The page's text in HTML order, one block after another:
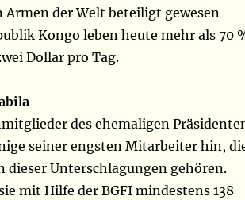
Armen der Welt beteiligt gewesen
Kongo leben heute mehr als 70
Dollar pro Tag.
des ehemaligen
seiner engsten Mitarbeiter hin,
Unterschlagungen gehören.
mit Hilfe der BGFI mindestens 138